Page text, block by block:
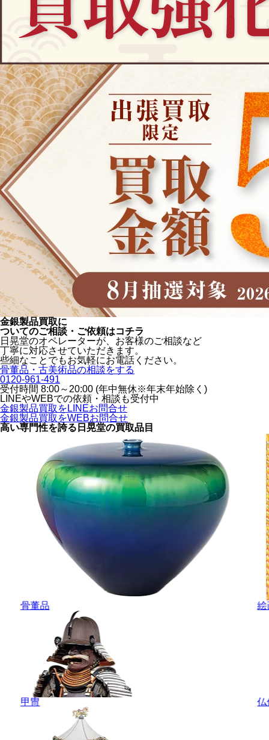
金銀製品買取に
ついてのご相談・ご依頼はコチラ
日晃堂のオペレーターが、お客様のご相談など
丁寧に対応させていただきます。
些細なことでもお気軽にお電話ください。
骨董品・古美術品の相談をする
0120-961-491
受付時間 8:00～20:00 (年中無休※年末年始除く)
LINEやWEBでの依頼・相談も受付中
金銀製品買取をLINEお問合せ
金銀製品買取をWEBお問合せ
高い専門性を誇る 日晃堂の買取品目
骨董品
甲冑
絵
仏